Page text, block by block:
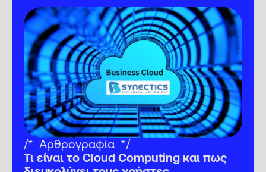
Αρθρογραφία
Τι είναι το Cloud Computing και πως